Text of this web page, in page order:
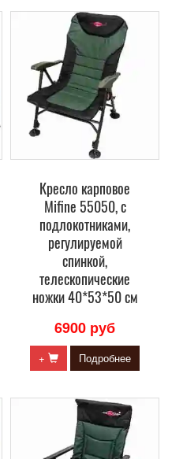
Кресло карповое
Mifine 55050, с
подлокотниками,
регулируемой
спинкой,
телескопические
ножки 40*53*50 см
6900 руб
+ Подробнее